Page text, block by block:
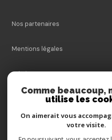
Nos partenaires
Mentions légales
Admin
Nos honoraires
Comme beaucoup,
utilise les
On aimerait vous
votre visite.